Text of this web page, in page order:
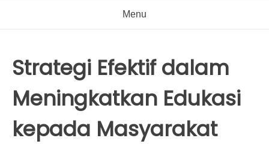
Menu
Strategi Efektif dalam
Meningkatkan Edukasi
kepada Masyarakat